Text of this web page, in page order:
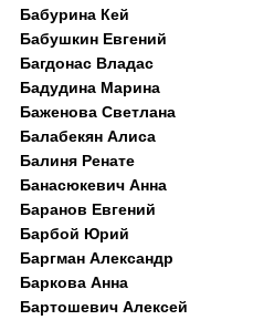
Бабурина Кей
Бабушкин Евгений
Багдонас Владас
Бадудина Марина
Баженова Светлана
Балабекян Алиса
Балиня Ренате
Банасюкевич Анна
Баранов Евгений
Барбой Юрий
Баргман Александр
Баркова Анна
Бартошевич Алексей